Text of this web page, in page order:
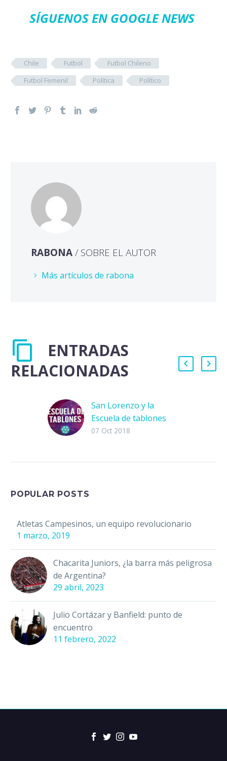
SÍGUENOS EN GOOGLE NEWS
Chile Futbol
Futbol Chileno
Futbol Femenil
Política Político
RABONA/ SOBRE EL AUTOR
Más artículos de rabona
ENTRADAS
RELACIONADAS
San Lorenzo y la
Escuela de tablones
Una de las fechas más
07 Oct 2018
POPULAR POSTS
Atletas Campesinos, un equipo revolucionario
1 marzo, 2019
Chacarita Juniors, ¿la barra más peligrosa
de Argentina?
29 abril, 2023
Julio Cortázar y Banfield: punto de
encuentro
11 febrero, 2022